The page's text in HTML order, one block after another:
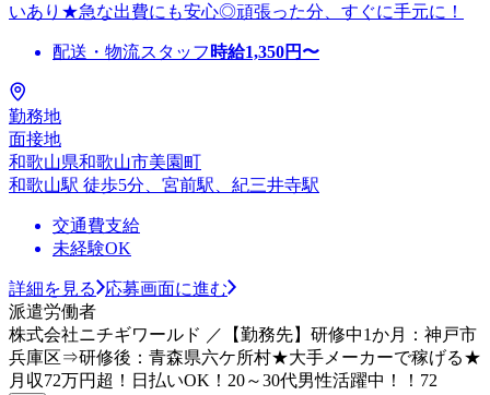
いあり★急な出費にも安心◎頑張った分、すぐに手元に！
配送・物流スタッフ 時給1,350円〜
勤務地
面接地
和歌山県和歌山市美園町
和歌山駅 徒歩5分、宮前駅、紀三井寺駅
交通費支給
未経験OK
詳細を見る
応募画面に進む
派遣労働者
株式会社ニチギワールド ／【勤務先】研修中1か月：神戸市
兵庫区⇒研修後：青森県六ケ所村★大手メーカーで稼げる★
月収72万円超！日払いOK！20～30代男性活躍中！！72